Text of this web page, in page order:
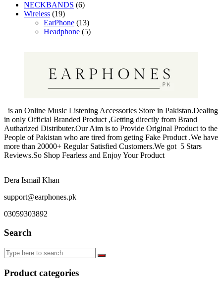
products
NECKBANDS 66
Wireless 1919
products
EarPhone 1313
products
Headphone 55
is an Online Music Listening Accessories Store in Pakistan.Dealing
in only Official Branded Product ,Getting directly from Brand
Autharized Distributer.Our Aim is to Provide Original Product to the
People of Pakistan who are tired from geting Fake Product .We have
more than 20000+ Regular Satisfied Customers.We got 5 Stars
Reviews.So Shop Fearless and Enjoy Your Product
Dera Ismail Khan
support@earphones.pk
03059303892
Search
Search
for:
Product categories